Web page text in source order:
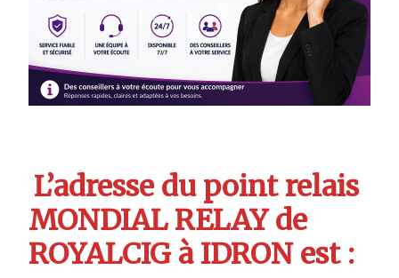
L’adresse du point relais
MONDIAL RELAY de
ROYALCIG à IDRON est :